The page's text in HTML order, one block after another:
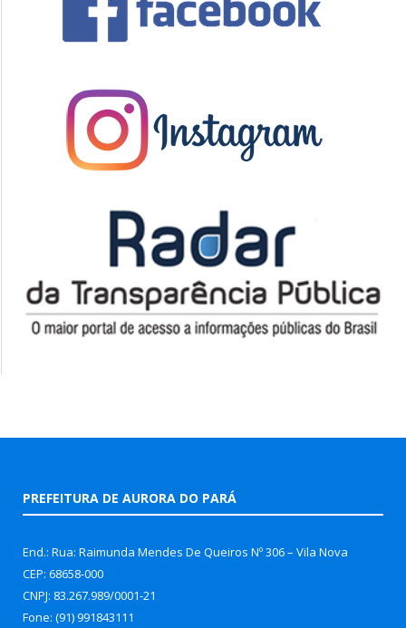
PREFEITURA DE AURORA DO PARÁ
End.: Rua: Raimunda Mendes De Queiros Nº 306 – Vila Nova
CEP: 68658-000
CNPJ: 83.267.989/0001-21
Fone: (91) 991843111